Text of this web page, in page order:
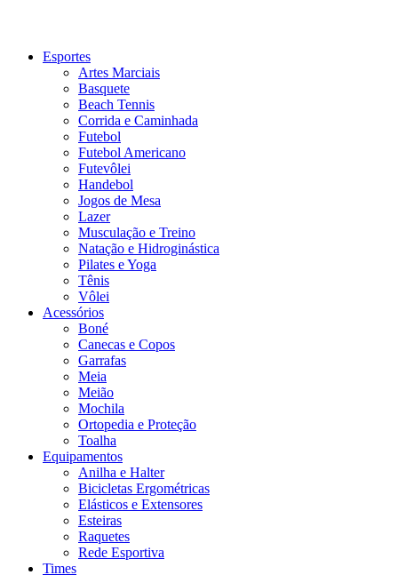
Esportes
Artes Marciais
Basquete
Beach Tennis
Corrida e Caminhada
Futebol
Futebol Americano
Futevôlei
Handebol
Jogos de Mesa
Lazer
Musculação e Treino
Natação e Hidroginástica
Pilates e Yoga
Tênis
Vôlei
Acessórios
Boné
Canecas e Copos
Garrafas
Meia
Meião
Mochila
Ortopedia e Proteção
Toalha
Equipamentos
Anilha e Halter
Bicicletas Ergométricas
Elásticos e Extensores
Esteiras
Raquetes
Rede Esportiva
Times